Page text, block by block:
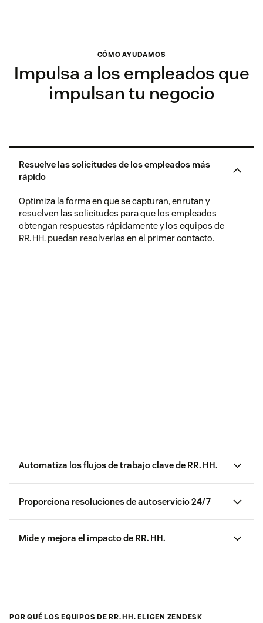
CÓMO AYUDAMOS
Impulsa a los empleados que
impulsan tu negocio
Resuelve las solicitudes de los empleados más
rápido
Optimiza la forma en que se capturan, enrutan y
resuelven las solicitudes para que los empleados
obtengan respuestas rápidamente y los equipos de
RR. HH. puedan resolverlas en el primer contacto.
Automatiza los flujos de trabajo clave de RR. HH.
Proporciona resoluciones de autoservicio 24/7
Mide y mejora el impacto de RR. HH.
POR QUÉ LOS EQUIPOS DE RR. HH. ELIGEN ZENDESK